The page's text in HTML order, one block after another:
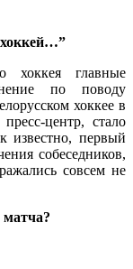
хоккея главные
по поводу
хоккее в
центр, стало
известно, первый
собеседников,
совсем не